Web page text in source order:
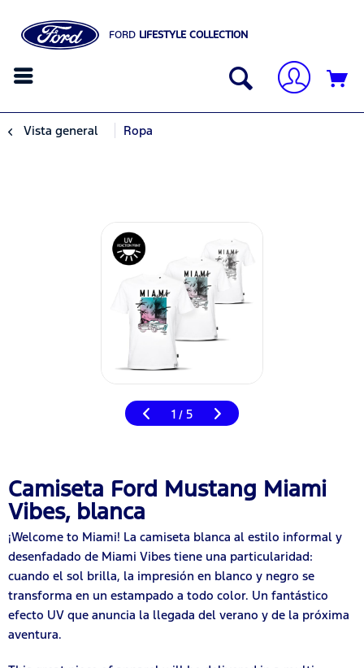
FORD LIFESTYLE COLLECTION
Vista general Ropa
1 / 5
Camiseta Ford Mustang Miami
Vibes, blanca
¡Welcome to Miami! La camiseta blanca al estilo informal y
desenfadado de Miami Vibes tiene una particularidad:
cuando el sol brilla, la impresión en blanco y negro se
transforma en un estampado a todo color. Un fantástico
efecto UV que anuncia la llegada del verano y de la próxima
aventura.